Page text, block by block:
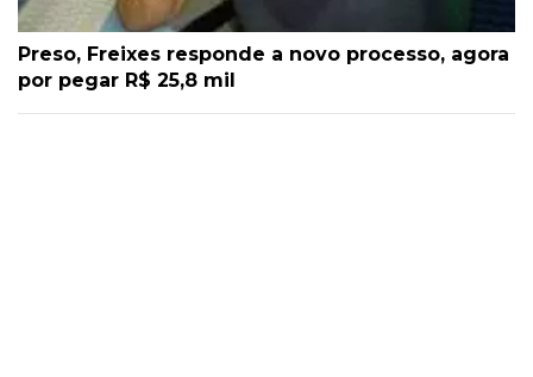
Preso, Freixes responde a novo processo, agora
por pegar R$ 25,8 mil